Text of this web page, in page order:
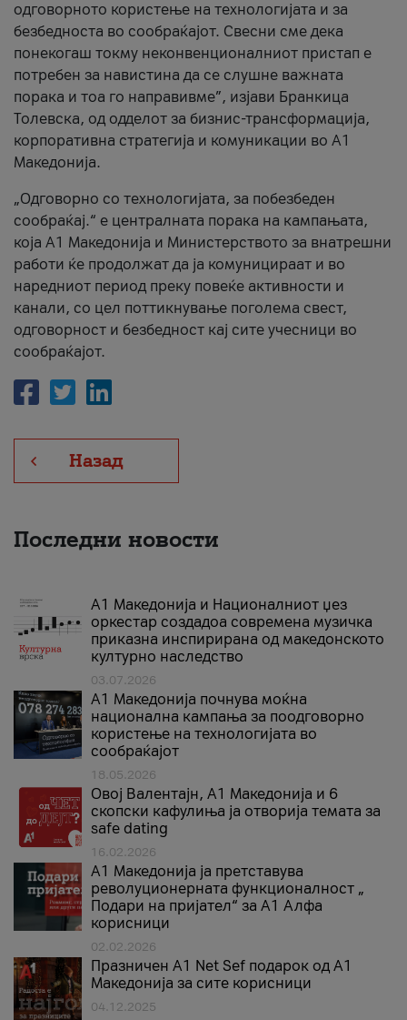
одговорното користење на технологијата и за
безбедноста во сообраќајот. Свесни сме дека
понекогаш токму неконвенционалниот пристап е
потребен за навистина да се слушне важната
порака и тоа го направивме”, изјави Бранкица
Толевска, од одделот за бизнис-трансформација,
корпоративна стратегија и комуникации во А1
Македонија.
„Одговорно со технологијата, за побезбеден
сообраќај.“ е централната порака на кампањата,
која A1 Македонија и Министерството за внатрешни
работи ќе продолжат да ја комуницираат и во
наредниот период преку повеќе активности и
канали, со цел поттикнување поголема свест,
одговорност и безбедност кај сите учесници во
сообраќајот.
Назад
Последни новости
А1 Македонија и Националниот џез
оркестар создадоа современа музичка
приказна инспирирана од македонското
културно наследство
03.07.2026
A1 Македонија почнува моќна
национална кампања за поодговорно
користење на технологијата во
сообраќајот
18.05.2026
Овој Валентајн, A1 Македонија и 6
скопски кафулиња ја отворија темата за
safe dating
16.02.2026
А1 Македонија ја претставува
револуционерната функционалност „
Подари на пријател“ за А1 Алфа
корисници
02.02.2026
Празничен A1 Net Sеf подарок од А1
Македонија за сите корисници
04.12.2025